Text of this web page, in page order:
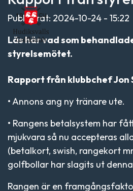
Publicerat: 2024-10-24 - 15:22
Läs här vad som
styrelsemötet.
Rapport från klubbchef Jon
• Annons ang ny
• Rangens betalsystem har
mjukvara så nu accepteras
(betalkort, swish, rangekort
golfbollar har slagits ut
Rangen är en